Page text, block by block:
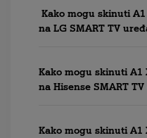
Kako mogu skinuti
na LG SMART TV
Kako mogu skinuti A1
na Hisense SMART
Kako mogu skinuti A1